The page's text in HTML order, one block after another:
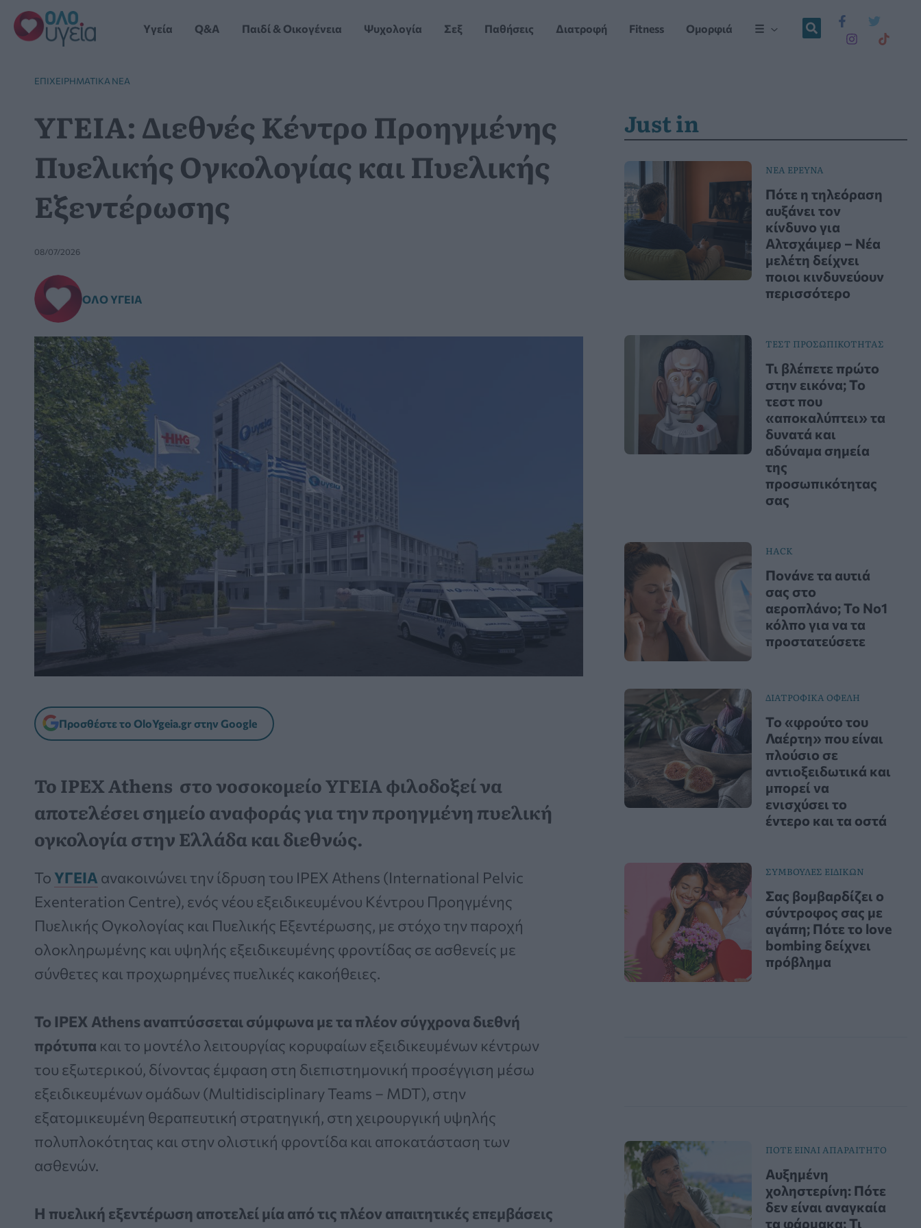
Μετάβαση
στο
περιεχόμενο
Yγεία Q&A Παιδί & Οικογένεια Ψυχολογία Σεξ Παθήσεις Διατροφή Fitness Ομορφιά ☰
ΕΠΙΧΕΙΡΗΜΑΤΙΚΆ ΝΈΑ
ΥΓΕΙΑ: Διεθνές Κέντρο Προηγμένης
Πυελικής Ογκολογίας και Πυελικής
Εξεντέρωσης
08/07/2026
ΌΛΟ ΥΓΕΊΑ
Προσθέστε το OloYgeia.gr στην Google
Το IPEX Athens στο νοσοκομείο ΥΓΕΙΑ φιλοδοξεί να
αποτελέσει σημείο αναφοράς για την προηγμένη πυελική
ογκολογία στην Ελλάδα και διεθνώς.
Το ΥΓΕΙΑ ανακοινώνει την ίδρυση του IPEX Athens (International Pelvic
Exenteration Centre), ενός νέου εξειδικευμένου Κέντρου Προηγμένης
Πυελικής Ογκολογίας και Πυελικής Εξεντέρωσης, με στόχο την παροχή
ολοκληρωμένης και υψηλής εξειδικευμένης φροντίδας σε ασθενείς με
σύνθετες και προχωρημένες πυελικές κακοήθειες.
Το IPEX Athens αναπτύσσεται σύμφωνα με τα πλέον σύγχρονα διεθνή
πρότυπα και το μοντέλο λειτουργίας κορυφαίων εξειδικευμένων κέντρων
του εξωτερικού, δίνοντας έμφαση στη διεπιστημονική προσέγγιση μέσω
εξειδικευμένων ομάδων (Multidisciplinary Teams – MDT), στην
εξατομικευμένη θεραπευτική στρατηγική, στη χειρουργική υψηλής
πολυπλοκότητας και στην ολιστική φροντίδα και αποκατάσταση των
ασθενών.
Η πυελική εξεντέρωση αποτελεί μία από τις πλέον απαιτητικές επεμβάσεις
Just in
ΝΕΑ ΕΡΕΥΝΑ
Πότε η τηλεόραση
αυξάνει τον
κίνδυνο για
Αλτσχάιμερ – Νέα
μελέτη δείχνει
ποιοι κινδυνεύουν
περισσότερο
ΤΕΣΤ ΠΡΟΣΩΠΙΚΟΤΗΤΑΣ
Τι βλέπετε πρώτο
στην εικόνα; Το
τεστ που
«αποκαλύπτει» τα
δυνατά και
αδύναμα σημεία
της
προσωπικότητας
σας
HACK
Πονάνε τα αυτιά
σας στο
αεροπλάνο; Το Νο1
κόλπο για να τα
προστατεύσετε
ΔΙΑΤΡΟΦΙΚΑ ΟΦΕΛΗ
Το «φρούτο του
Λαέρτη» που είναι
πλούσιο σε
αντιοξειδωτικά και
μπορεί να
ενισχύσει το
έντερο και τα οστά
ΣΥΜΒΟΥΛΕΣ ΕΙΔΙΚΩΝ
Σας βομβαρδίζει ο
σύντροφος σας με
αγάπη; Πότε το love
bombing δείχνει
πρόβλημα
ΠΟΤΕ ΕΙΝΑΙ ΑΠΑΡΑΙΤΗΤΟ
Αυξημένη
χοληστερίνη: Πότε
δεν είναι αναγκαία
τα φάρμακα; Τι